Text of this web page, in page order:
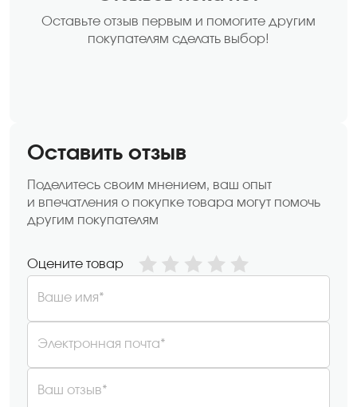
Оставьте отзыв первым и помогите другим
покупателям сделать выбор!
Оставить отзыв
Поделитесь своим мнением, ваш опыт
и впечатления о покупке товара могут помочь
другим покупателям
Оцените товар
Ваше имя*
Электронная почта*
Ваш отзыв*